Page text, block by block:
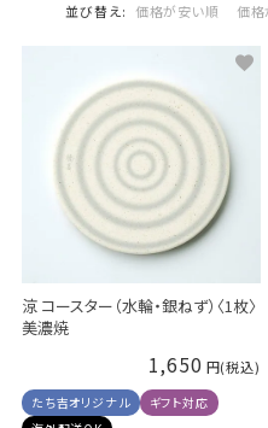
並び替え 価格が安い順 価
涼 コースター（水輪・銀ねず）〈1枚〉
美濃焼
1,650
たち吉オリジナル
ギフト対応